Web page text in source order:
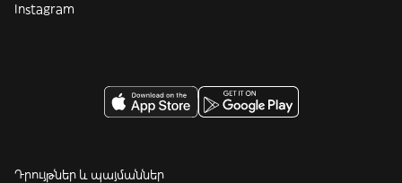
Instagram
Դրույթներ և պայմաններ